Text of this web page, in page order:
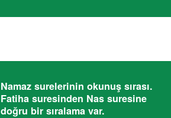
Namaz surelerinin okunuş sırası.
Fatiha suresinden Nas suresine
doğru bir sıralama var.